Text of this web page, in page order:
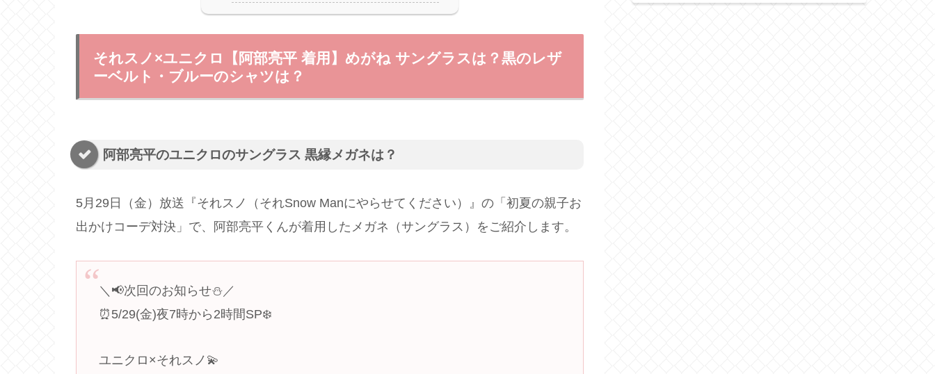
それスノ×ユニクロ【阿部亮平 着用】めがね サングラスは？黒のレザ
ーベルト・ブルーのシャツは？
阿部亮平のユニクロのサングラス 黒縁メガネは？
5月29日（金）放送『それスノ（それSnow Manにやらせてください）』の「初夏の親子お
出かけコーデ対決」で、阿部亮平くんが着用したメガネ（サングラス）をご紹介します。
＼📢次回のお知らせ⛄️／
⏰5/29(金)夜7時から2時間SP❄️
ユニクロ×それスノ💫